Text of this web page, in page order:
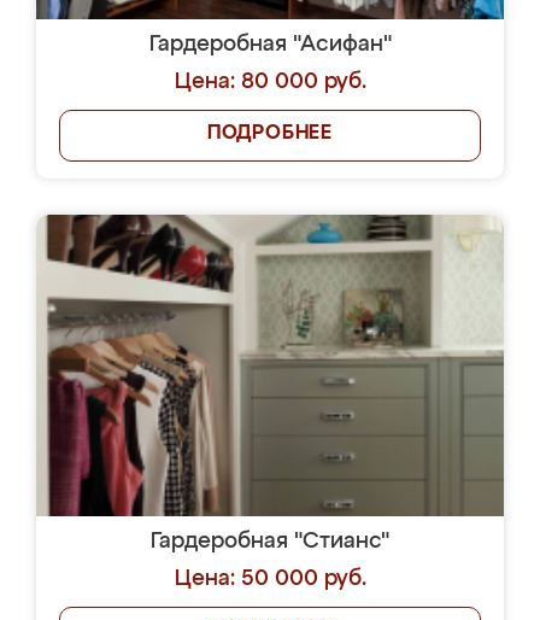
Гардеробная "Асифан"
Цена: 80 000 руб.
ПОДРОБНЕЕ
Гардеробная "Стианс"
Цена: 50 000 руб.